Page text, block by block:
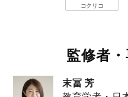
コクリコ
監修者
末冨 芳